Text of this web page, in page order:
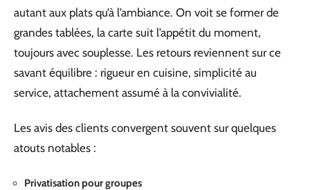
autant aux plats qu’à l’ambiance. On voit se former de
grandes tablées, la carte suit l’appétit du moment,
toujours avec souplesse. Les retours reviennent sur ce
savant équilibre : rigueur en cuisine, simplicité au
service, attachement assumé à la convivialité.
Les avis des clients convergent souvent sur quelques
atouts notables :
Privatisation pour groupes